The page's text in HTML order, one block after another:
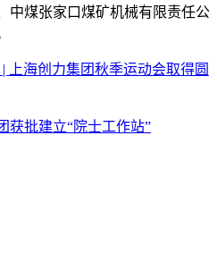
中煤张家口煤矿机械有限责任公
上海创力集团秋季运动会取得圆
获批建立“院士工作站”